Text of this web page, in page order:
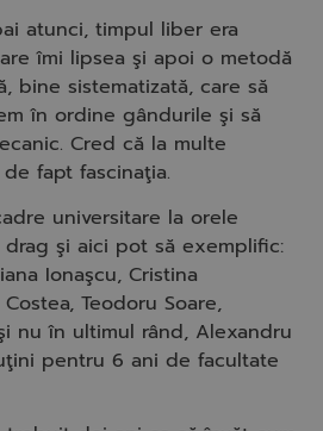
atunci, timpul liber era
îmi lipsea şi apoi o metodă
bine sistematizată, care să
în ordine gândurile şi să
Cred că la multe
fapt fascinaţia.
universitare la orele
drag şi aici pot să exemplific:
Ionaşcu, Cristina
Teodoru Soare,
nu în ultimul rând, Alexandru
pentru 6 ani de facultate